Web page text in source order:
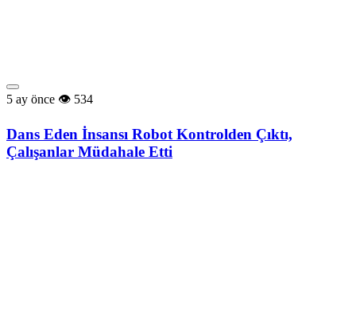
5 ay önce 534
Dans Eden İnsansı Robot Kontrolden Çıktı,
Çalışanlar Müdahale Etti